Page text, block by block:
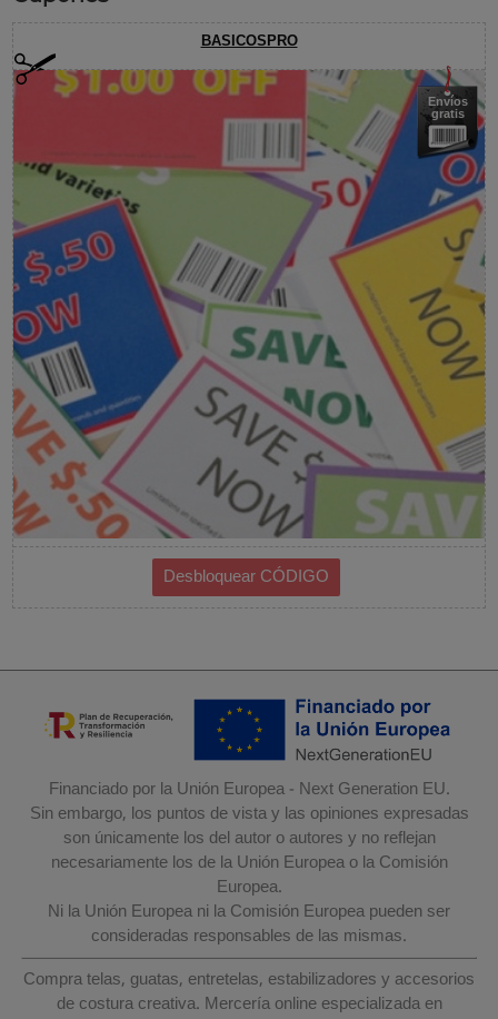
BASICOSPRO
Envíos
gratis
Financiado por la Unión Europea - Next Generation EU.
Sin embargo, los puntos de vista y las opiniones expresadas
son únicamente los del autor o autores y no reflejan
necesariamente los de la Unión Europea o la Comisión
Europea.
Ni la Unión Europea ni la Comisión Europea pueden ser
consideradas responsables de las mismas.
Compra telas, guatas, entretelas, estabilizadores y accesorios
de costura creativa. Mercería online especializada en